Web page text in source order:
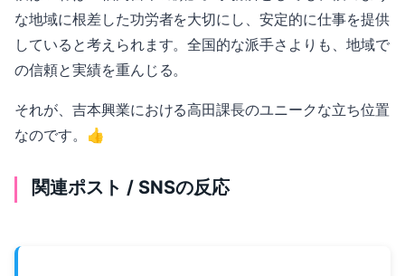
な地域に根差した功労者を大切にし、安定的に仕事を提供
していると考えられます。全国的な派手さよりも、地域で
の信頼と実績を重んじる。
それが、吉本興業における高田課長のユニークな立ち位置
なのです。👍
関連ポスト / SNSの反応